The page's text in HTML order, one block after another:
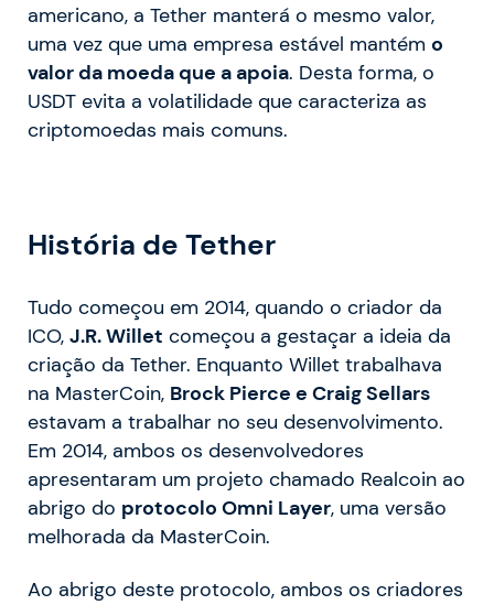
americano, a Tether manterá o mesmo valor,
uma vez que uma empresa estável mantém o
valor da moeda que a apoia. Desta forma, o
USDT evita a volatilidade que caracteriza as
criptomoedas mais comuns.
História de Tether
Tudo começou em 2014, quando o criador da
ICO, J.R. Willet começou a gestaçar a ideia da
criação da Tether. Enquanto Willet trabalhava
na MasterCoin, Brock Pierce e Craig Sellars
estavam a trabalhar no seu desenvolvimento.
Em 2014, ambos os desenvolvedores
apresentaram um projeto chamado Realcoin ao
abrigo do protocolo Omni Layer, uma versão
melhorada da MasterCoin.
Ao abrigo deste protocolo, ambos os criadores